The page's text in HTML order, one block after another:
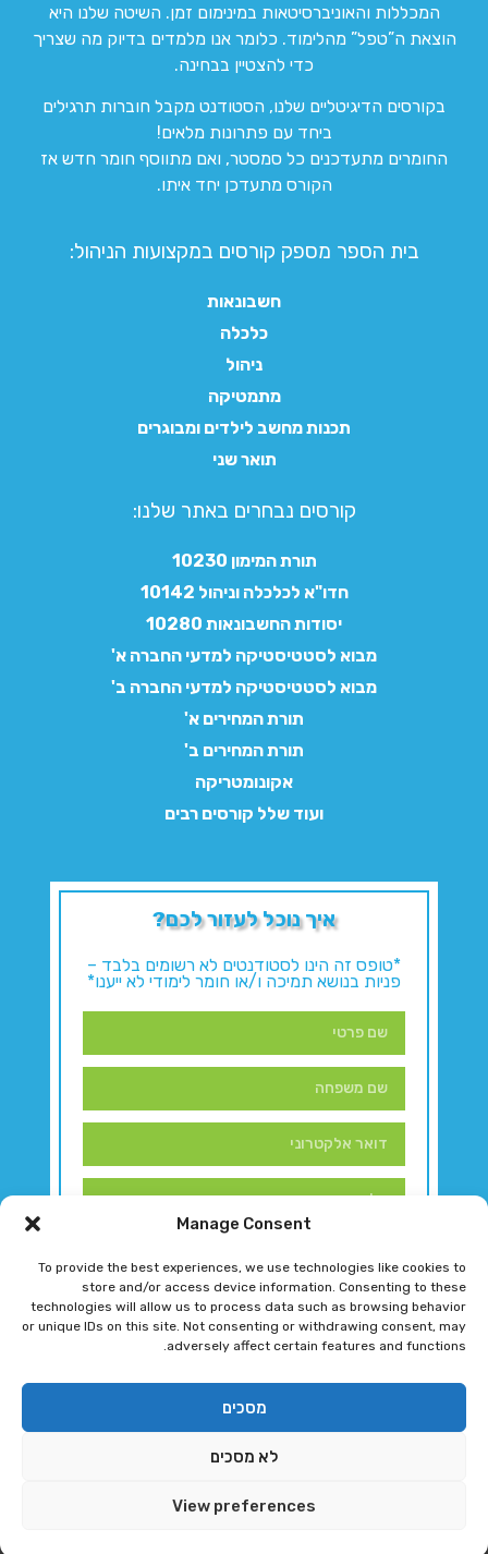
Manage Consent
To provide the best experiences, we use technologies like cookies to
store and/or access device information. Consenting to these
technologies will allow us to process data such as browsing behavior
or unique IDs on this site. Not consenting or withdrawing consent, may
adversely affect certain features and functions.
מסכים
לא מסכים
View preferences
המכללות והאוניברסיטאות במינימום זמן. השיטה שלנו היא
הוצאת ה”טפל” מהלימוד. כלומר אנו מלמדים בדיוק מה שצריך
כדי להצטיין בבחינה.
בקורסים הדיגיטליים שלנו, הסטודנט מקבל חוברות תרגילים
ביחד עם פתרונות מלאים!
החומרים מתעדכנים כל סמסטר, ואם מתווסף חומר חדש אז
הקורס מתעדכן יחד איתו.
בית הספר מספק קורסים במקצועות הניהול:
חשבונאות
כלכלה
ניהול
מתמטיקה
תכנות מחשב לילדים ומבוגרים
תואר שני
קורסים נבחרים באתר שלנו:​
תורת המימון 10230
חדו"א לכלכלה וניהול 10142
יסודות החשבונאות 10280
מבוא לסטטיסטיקה למדעי החברה א'
מבוא לסטטיסטיקה למדעי החברה ב'
תורת המחירים א'
תורת המחירים ב'
אקונומטריקה
ועוד שלל קורסים רבים
איך נוכל לעזור לכם?
*טופס זה הינו לסטודנטים לא רשומים בלבד –
פניות בנושא תמיכה ו/או חומר לימודי לא ייענו*